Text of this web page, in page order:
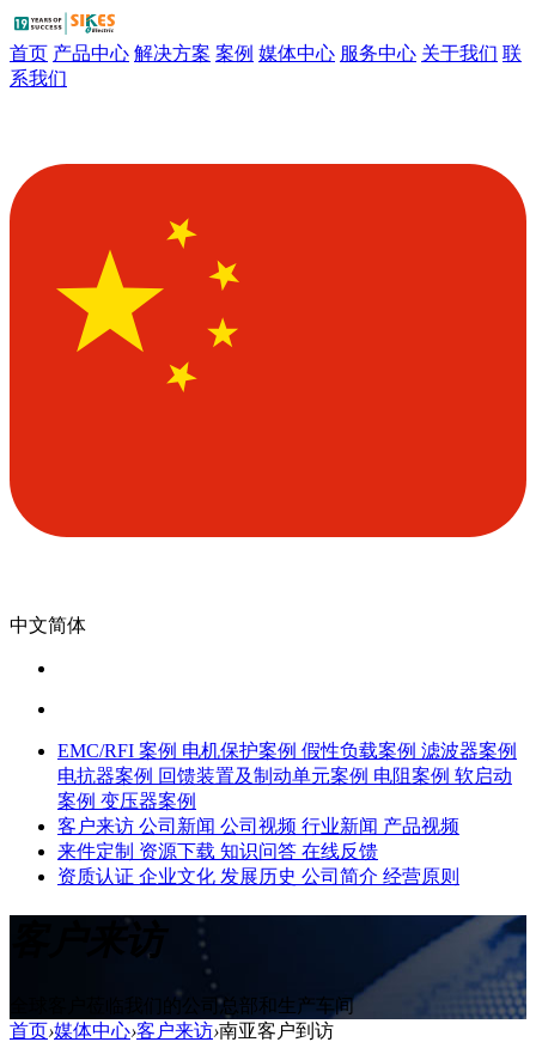
首页 产品中心 解决方案 案例 媒体中心 服务中心 关于我们 联
系我们
中文简体
EMC/RFI 案例 电机保护案例 假性负载案例 滤波器案例
电抗器案例 回馈装置及制动单元案例 电阻案例 软启动
案例 变压器案例
客户来访 公司新闻 公司视频 行业新闻 产品视频
来件定制 资源下载 知识问答 在线反馈
资质认证 企业文化 发展历史 公司简介 经营原则
客户来访
全球客户莅临我们的公司总部和生产车间
首页›媒体中心›客户来访›南亚客户到访